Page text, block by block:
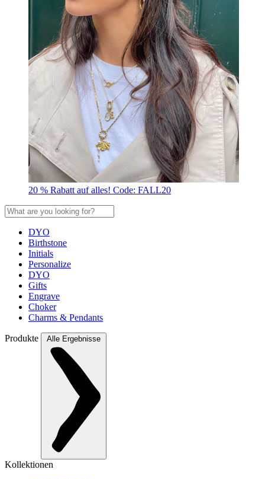
20 % Rabatt auf alles! Code: FALL20
DYO
Birthstone
Initials
Personalize
DYO
Gifts
Engrave
Choker
Charms & Pendants
Produkte Alle Ergebnisse
Kollektionen